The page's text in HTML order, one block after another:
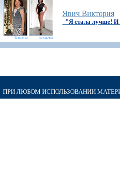
Явич Виктория
"Я стала лучше! И
ПРИ ЛЮБОМ ИСПОЛЬЗОВАНИИ